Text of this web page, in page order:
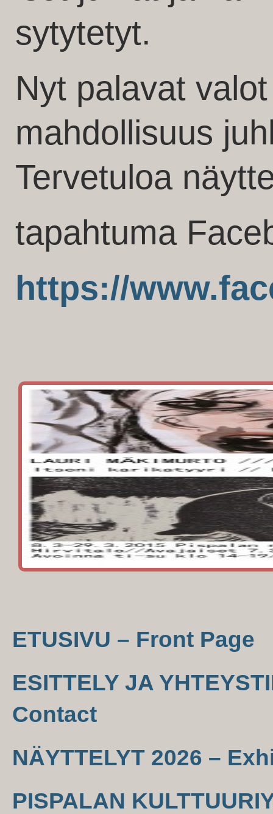
ETUSIVU – Front Page
ESITTELY JA
Contact
NÄYTTELYT 2026 –
PISPALAN
sytytetyt.
Nyt palavat
mahdollisuus
Tervetuloa
tapahtuma
https://